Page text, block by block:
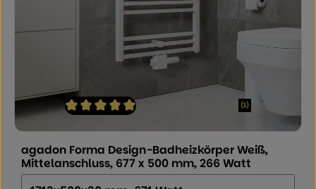
(1)
agadon Forma Design-Badheizkörper Weiß,
Mittelanschluss, 677 x 500 mm, 266 Watt
Größe (Höhe x Breite x Tiefe):